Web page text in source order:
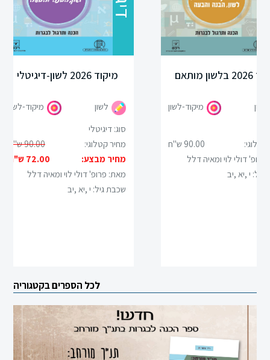
ספרות
תנ”ך
מתמטיקה
גיאוגרפיה
פסיכולוגיה
אזרחות
סוציולוגיה
מיקוד 2026 לשון-דיגיטלי
לשון
מיקוד-לשון
סוג: דיגיטלי
מחיר קטלוגי:
90.00 ש"ח
מחיר מבצע:
72.00 ש"ח
מאת: פרופ' דולי לוי ומאיה דלל
שכבת גיל: י ,יא ,יב
בלשון מותאם
לשון
מיקוד-לשון
90.00 ש"ח
דולי לוי ומאיה דלל
גיל: י ,יא ,יב
לכל הספרים בקטגוריה